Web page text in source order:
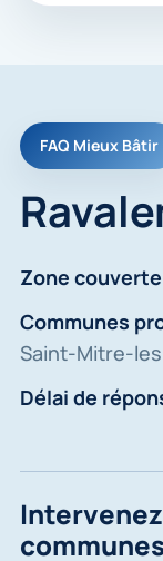
FAQ Mieux Bâtir
Zone
Communes
Saint-Mitre-
Délai de